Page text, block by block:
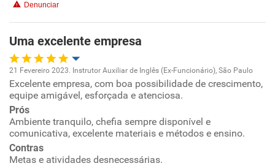
Não recomenda esta empresa
Não recomenda a diretoria
Denunciar
Uma excelente empresa
Oportunidade de promoção
Ambiente de trabalho
Conciliação com a vida familiar
21 Fevereiro 2023. Instrutor Auxiliar de Inglês (Ex-Funcionário), São Paulo
Excelente empresa, com boa possibilidade de crescimento,
equipe amigável, esforçada e atenciosa.
Prós
Ambiente tranquilo, chefia sempre disponível e
comunicativa, excelente materiais e métodos e ensino.
Contras
Metas e atividades desnecessárias.